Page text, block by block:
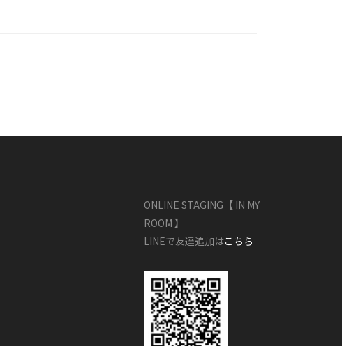
ONLINE STAGING【 IN MY
ROOM 】
LINEで友達追加はこちら